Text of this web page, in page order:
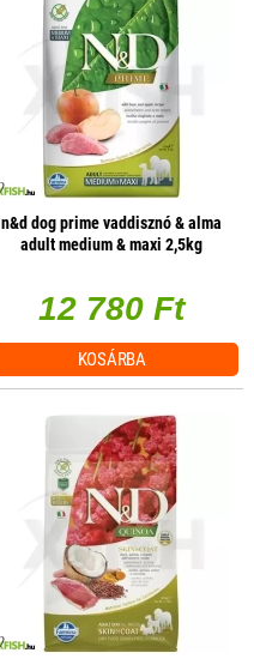
n&d dog prime vaddisznó & alma
adult medium & maxi 2,5kg
12 780 Ft
KOSÁRBA